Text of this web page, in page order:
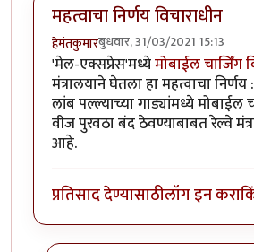
महत्वाचा निर्णय विचाराधीन
हेमंतकुमारबुधवार, 31/03/2021 15:13
'मेल-एक्सप्रेस'मध्येमोबाईल चार्जिंग
मंत्रालयाने घेतला हा महत्वाचा निर्णय :
लांब पल्ल्याच्या गाड्यांमध्ये मोबाईल
वीज पुरवठा बंद ठेवण्याबाबत रेल्वे
आहे.
प्रतिसाद देण्यासाठीलॉग इन करा